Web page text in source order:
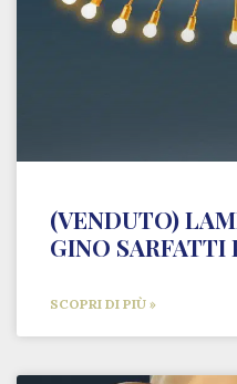
(VENDUTO)
GINO SARFATTI
SCOPRI DI PIÙ »